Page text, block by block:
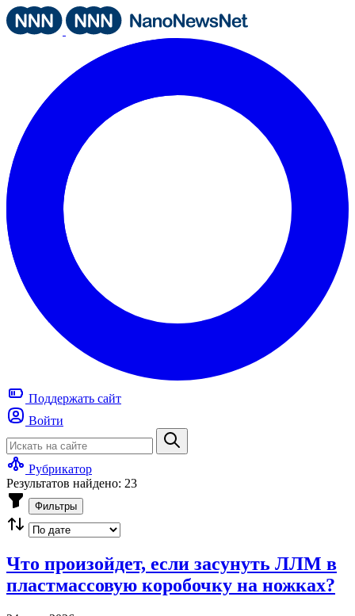
Поддержать сайт
Войти
Рубрикатор
Результатов найдено: 23
Фильтры
Что произойдет, если засунуть ЛЛМ в
пластмассовую коробочку на ножках?